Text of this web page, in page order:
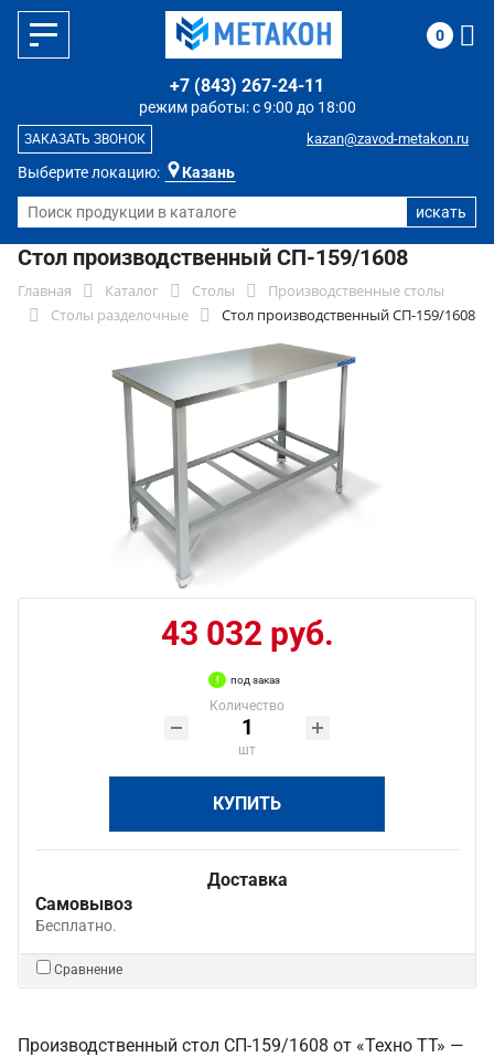
Выберите локацию: Казань
режим работы: с 9:00 до 18:00
+7 (843) 267-24-11
kazan@zavod-metakon.ru
ЗАКАЗАТЬ ЗВОНОК
0
Стол производственный СП-159/1608
Главная Каталог Столы
Производственные столы
Столы разделочные
Стол производственный СП-159/1608
43 032 руб.
под заказ
Количество
шт
КУПИТЬ
Доставка
Самовывоз
Бесплатно.
Сравнение
Производственный стол СП-159/1608 от «Техно ТТ» —